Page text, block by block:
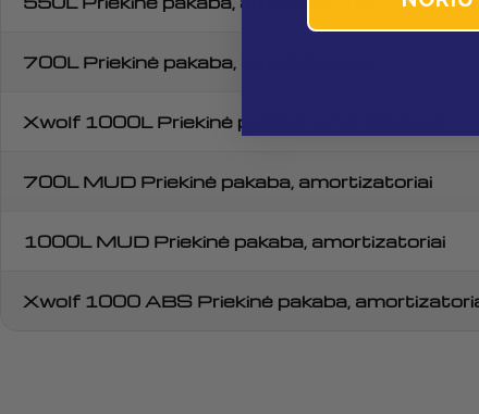
700L Priekinė pakaba, amortizatoriai
Xwolf 1000L Priekinė pakaba, amortizatoriai
700L MUD Priekinė pakaba, amortizatoriai
1000L MUD Priekinė pakaba, amortizatoriai
Xwolf 1000 ABS Priekinė pakaba,